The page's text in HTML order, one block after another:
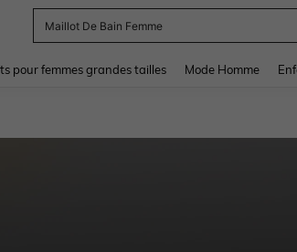
Maillot De Bain Femme
pour femmes grandes tailles Mode Homme